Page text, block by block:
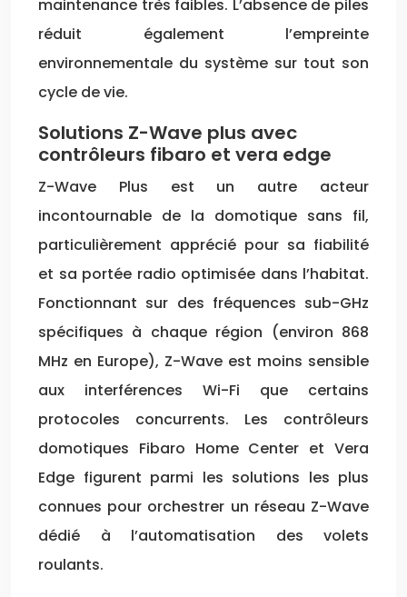
maintenance très faibles. L’absence de piles
réduit également l’empreinte
environnementale du système sur tout son
cycle de vie.
Solutions Z-Wave plus avec
contrôleurs fibaro et vera edge
Z-Wave Plus est un autre acteur
incontournable de la domotique sans fil,
particulièrement apprécié pour sa fiabilité
et sa portée radio optimisée dans l’habitat.
Fonctionnant sur des fréquences sub-GHz
spécifiques à chaque région (environ 868
MHz en Europe), Z-Wave est moins sensible
aux interférences Wi-Fi que certains
protocoles concurrents. Les contrôleurs
domotiques Fibaro Home Center et Vera
Edge figurent parmi les solutions les plus
connues pour orchestrer un réseau Z-Wave
dédié à l’automatisation des volets
roulants.